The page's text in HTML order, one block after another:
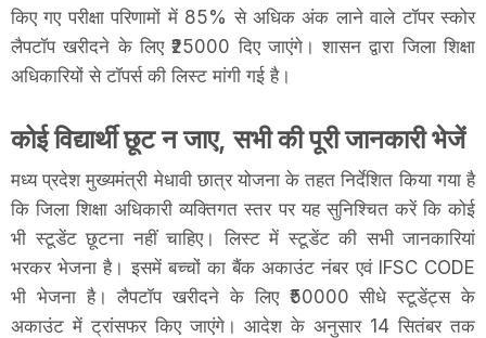
किए गए परीक्षा परिणामों में 85% से अधिक अंक लाने वाले टॉपर स्कोर
लैपटॉप खरीदने के लिए ₹25000 दिए जाएंगे। शासन द्वारा जिला शिक्षा
अधिकारियों से टॉपर्स की लिस्ट मांगी गई है।
कोई विद्यार्थी छूट न जाए, सभी की पूरी जानकारी भेजें
मध्य प्रदेश मुख्यमंत्री मेधावी छात्र योजना के तहत निर्देशित किया गया है
कि जिला शिक्षा अधिकारी व्यक्तिगत स्तर पर यह सुनिश्चित करें कि कोई
भी स्टूडेंट छूटना नहीं चाहिए। लिस्ट में स्टूडेंट की सभी जानकारियां
भरकर भेजना है। इसमें बच्चों का बैंक अकाउंट नंबर एवं IFSC CODE
भी भेजना है। लैपटॉप खरीदने के लिए ₹50000 सीधे स्टूडेंट्स के
अकाउंट में ट्रांसफर किए जाएंगे। आदेश के अनुसार 14 सितंबर तक